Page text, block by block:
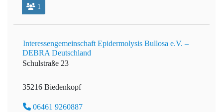
1
Interessengemeinschaft Epidermolysis Bullosa e.V. –
DEBRA Deutschland
Schulstraße 23
35216 Biedenkopf
06461 9260887